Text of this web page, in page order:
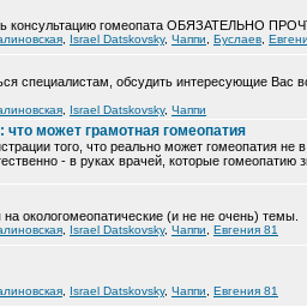
консультацию гомеопата ОБЯЗАТЕЛЬНО
Israel Datskovsky, Чаппи Буслаев
специалистам, обсудить интересующие Вас
Israel Datskovsky, Чаппи
что может грамотная гомеопатия
того, что реально может гомеопатия не
- в руках врачей, которые гомеопатию
окологомеопатические (и не не очень) темы.
Israel Datskovsky, Чаппи Евгения 81
Israel Datskovsky, Чаппи Евгения 81